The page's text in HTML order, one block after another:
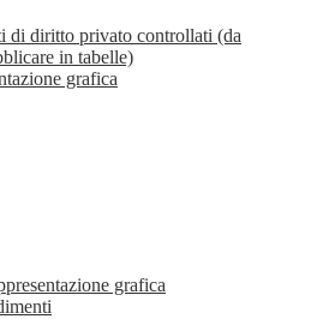
di diritto privato controllati (da
in tabelle)
grafica
grafica